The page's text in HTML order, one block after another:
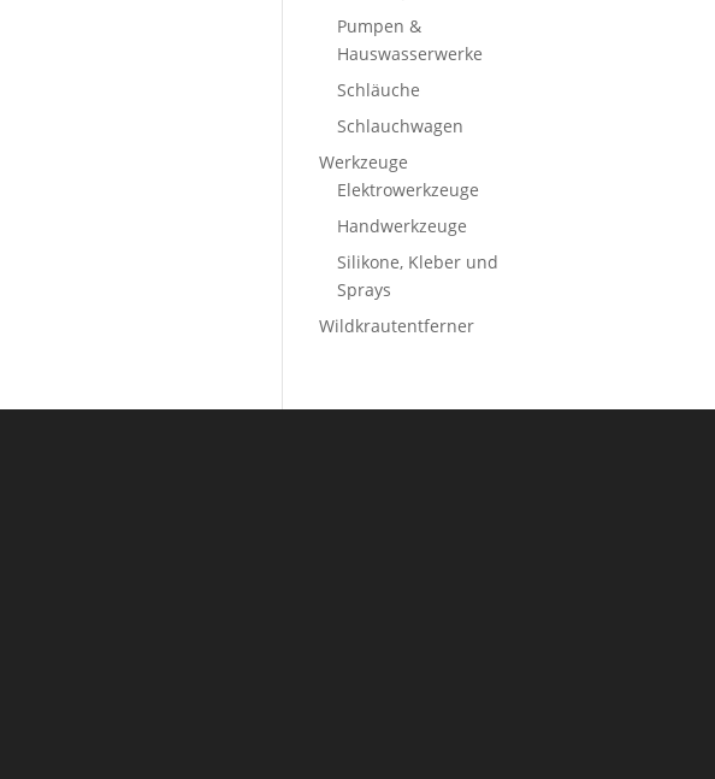
Pumpen &
Hauswasserwerke
Schläuche
Schlauchwagen
Werkzeuge
Elektrowerkzeuge
Handwerkzeuge
Silikone, Kleber und
Sprays
Wildkrautentferner